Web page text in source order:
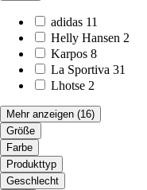
adidas 11
Helly Hansen 2
Karpos 8
La Sportiva 31
Lhotse 2
Mehr anzeigen (16)
Größe
Farbe
Produkttyp
Geschlecht